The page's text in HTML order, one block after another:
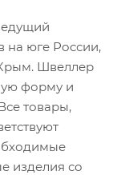
на юге России,
Швеллер
форму и
товары,
изделия со